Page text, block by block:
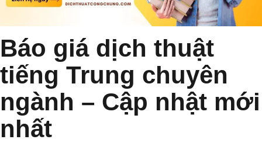
Báo giá dịch thuật
tiếng Trung chuyên
ngành – Cập nhật mới
nhất